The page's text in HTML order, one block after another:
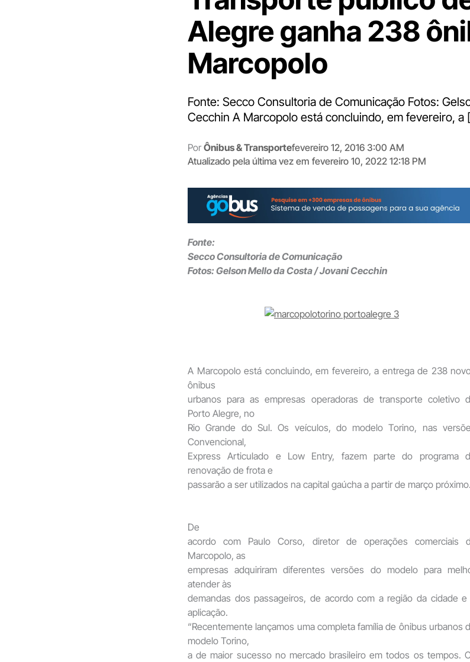
Alegre ganha 238
Marcopolo
Fonte: Secco Consultoria de Comunicação Fotos:
Cecchin A Marcopolo está concluindo, em fevereiro, a
Por Ônibus & Transportefevereiro 12, 2016 3:00 AM
Atualizado pela última vez em fevereiro 10, 2022 12:18 PM
Fonte:
Secco Consultoria de Comunicação
Fotos: Gelson Mello da Costa / Jovani Cecchin
A Marcopolo está concluindo, em fevereiro, a entrega de 238
ônibus
urbanos para as empresas operadoras de transporte coletivo
Porto Alegre, no
Rio Grande do Sul. Os veículos, do modelo Torino, nas
Convencional,
Express Articulado e Low Entry, fazem parte do programa
renovação de frota e
passarão a ser utilizados na capital gaúcha a partir de março próximo.
De
acordo com Paulo Corso, diretor de operações comerciais
Marcopolo, as
empresas adquiriram diferentes versões do modelo para
atender às
demandas dos passageiros, de acordo com a região da cidade e
aplicação.
“Recentemente lançamos uma completa família de ônibus urbanos
modelo Torino,
a de maior sucesso no mercado brasileiro em todos os tempos.